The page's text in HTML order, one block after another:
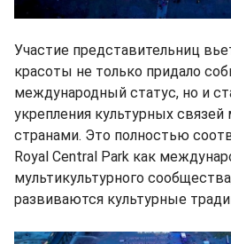
Участие представительниц
красоты не только придало
международный статус, но и
укрепления культурных
странами. Это полностью
Royal Central Park как
мультикультурного
развиваются культурные